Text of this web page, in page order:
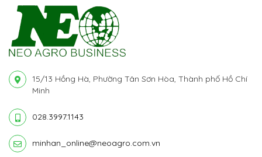
15/13 Hồng Hà, Phường Tân Sơn Hòa, Thành phố Hồ Chí
Minh
028.3997.1143
minhan_online@neoagro.com.vn